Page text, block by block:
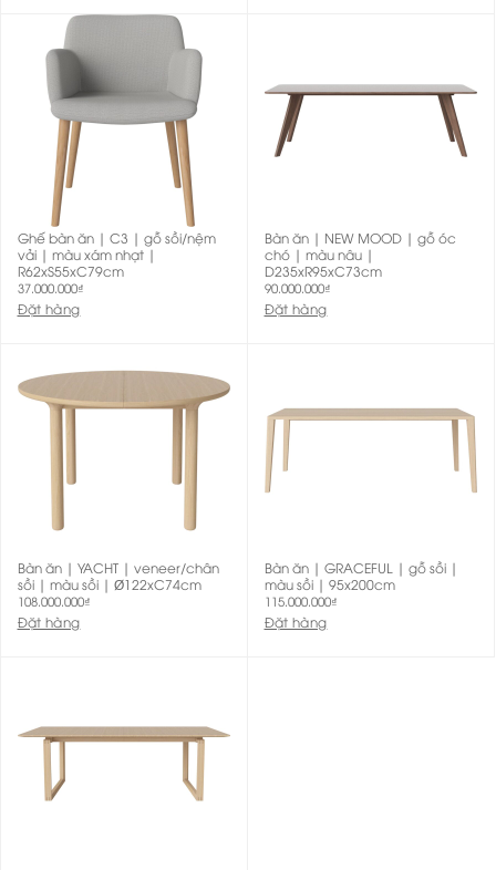
Ghế bàn ăn | C3 | gỗ sồi/nệm
vải | màu xám nhạt |
R62xS55xC79cm
37.000.000₫
Đặt hàng
Bàn ăn | NEW MOOD | gỗ óc
chó | màu nâu |
D235xR95xC73cm
90.000.000₫
Đặt hàng
Bàn ăn | YACHT | veneer/chân
sồi | màu sồi | Ø122xC74cm
108.000.000₫
Đặt hàng
Bàn ăn | GRACEFUL | gỗ sồi |
màu sồi | 95x200cm
115.000.000₫
Đặt hàng